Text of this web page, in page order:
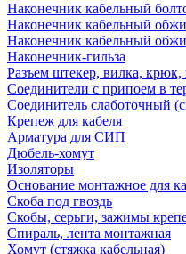
Наконечник кабельный
Наконечник кабельный
Наконечник кабельный
Наконечник-гильза
Разъем штекер, вилка,
Соединители с припоем в
Соединитель слаботочный
Крепеж для кабеля
Арматура для СИП
Дюбель-хомут
Изоляторы
Основание монтажное для
Скоба под гвоздь
Скобы, серьги, зажимы
Спираль, лента монтажная
Хомут (стяжка кабельная)